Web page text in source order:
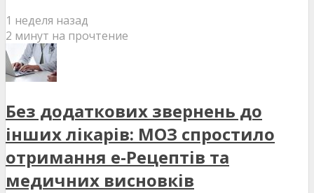
1 неделя назад
2 минут на прочтение
Без додаткових звернень до
інших лікарів: МОЗ спростило
отримання е-Рецептів та
медичних висновків